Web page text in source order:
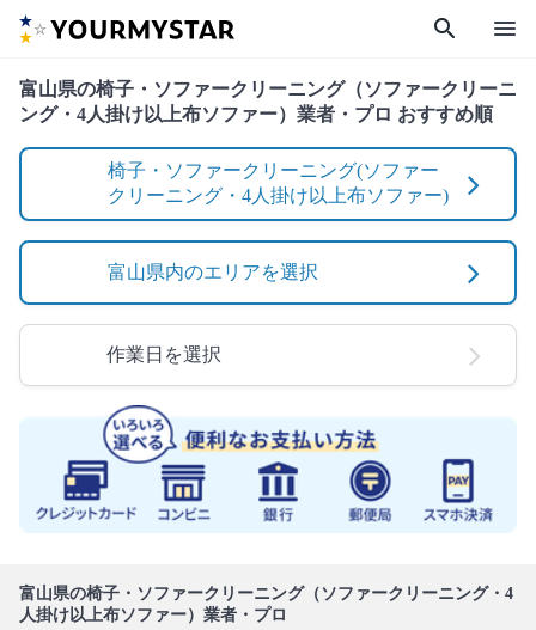
search menu
富山県の椅子・ソファークリーニング（ソファークリーニ
ング・4人掛け以上布ソファー）業者・プロ おすすめ順
椅子・ソファークリーニング(ソファー
クリーニング・4人掛け以上布ソファー)
富山県内のエリアを選択
作業日を選択
富山県の椅子・ソファークリーニング（ソファークリーニング・4
人掛け以上布ソファー）業者・プロ